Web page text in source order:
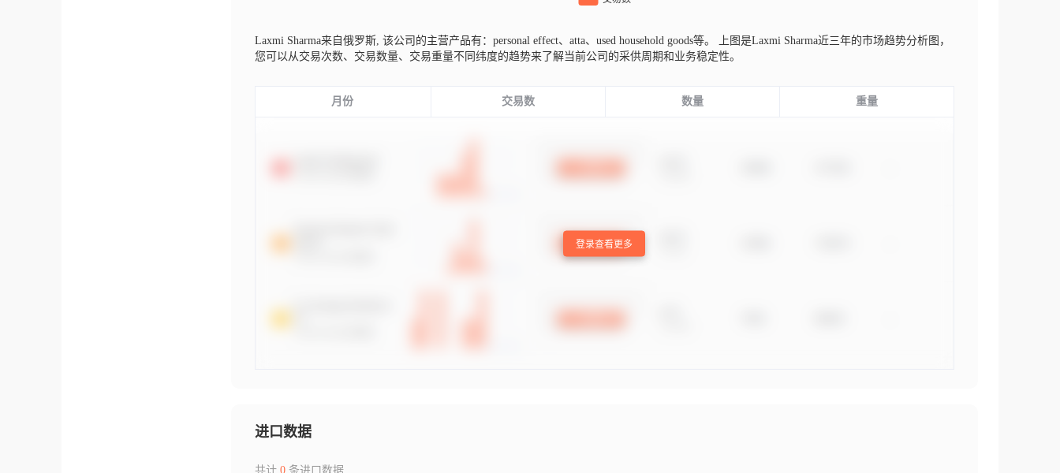
Laxmi Sharma来自俄罗斯, 该公司的主营产品有：personal effect、atta、used household goods等。
上图是Laxmi Sharma近三年的市场趋势分析图，
您可以从交易次数、交易数量、交易重量不同纬度的趋势来了解当前公司的采供周期和业务稳定性。
月份 交易数 数量 重量
登录查看更多
进口数据
共计 0条进口数据